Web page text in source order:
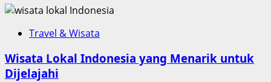
Travel & Wisata
Wisata Lokal Indonesia yang Menarik untuk
Dijelajahi